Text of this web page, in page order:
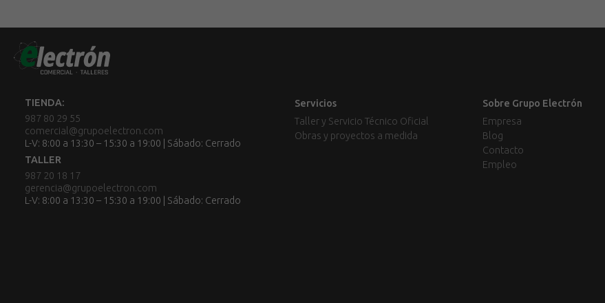
TIENDA:
987 80 29 55
comercial@grupoelectron.com
L-V: 8:00 a 13:30 – 15:30 a 19:00 | Sábado: Cerrado
TALLER
987 20 18 17
gerencia@grupoelectron.com
L-V: 8:00 a 13:30 – 15:30 a 19:00 | Sábado: Cerrado
Servicios
Taller y Servicio Técnico Oficial
Obras y proyectos a medida
Sobre Grupo Electrón
Empresa
Blog
Contacto
Empleo